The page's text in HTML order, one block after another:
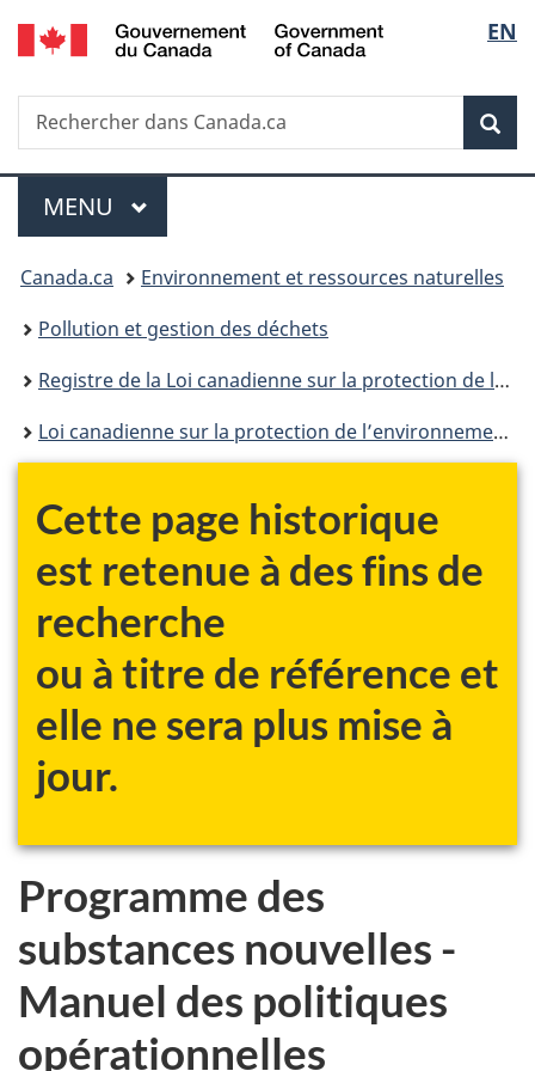
Passer
au
principal
Passer
à
Au
du
Passer
à
version
simplifiée
de
la
EN
Recherche
Rechercher
dans
Menu
MENU PRINCIPAL
Vous
êtes
ici :
Canada.ca
Environnement et ressources naturelles
Pollution et gestion des déchets
Registre de la Loi canadienne sur la protection de l’environnement
Loi canadienne sur la protection de l’environnement : historique
Cette page historique
est retenue à des fins de
recherche
ou à titre de référence et
elle ne sera plus mise à
jour.
Programme des
substances nouvelles -
Manuel des politiques
opérationnelles